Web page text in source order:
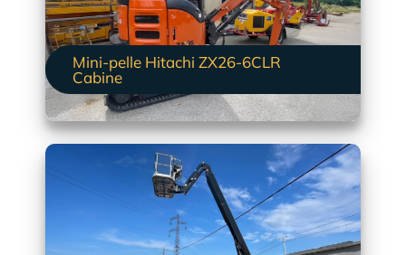
Mini-pelle Hitachi ZX26-6CLR
Cabine